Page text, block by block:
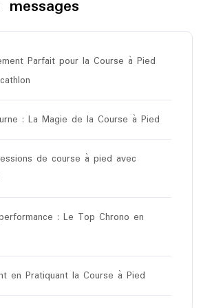
messages
Parfait pour la Course à Pied
: La Magie de la Course à Pied
de course à pied avec
: Le Top Chrono en
en Pratiquant la Course à Pied